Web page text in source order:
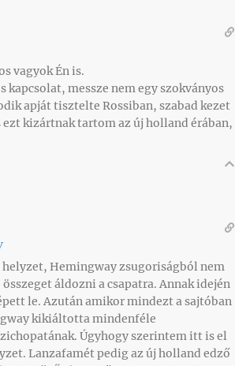
vagyok Én is.
kapcsolat, messze nem egy szokványos
apját tisztelte Rossiban, szabad kezet
ezt kizártnak tartom az új holland érában,
Hemingway zsugoriságból nem
áldozni a csapatra. Annak idején
le. Azután amikor mindezt a sajtóban
kikiáltotta mindenféle
Úgyhogy szerintem itt is el
Lanzafamét pedig az új holland edző